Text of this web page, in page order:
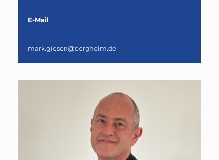
E-Mail
mark.giesen@bergheim.de